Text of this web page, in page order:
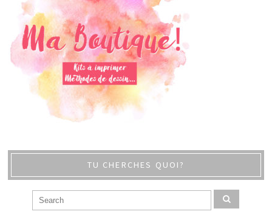
TU CHERCHES QUOI?